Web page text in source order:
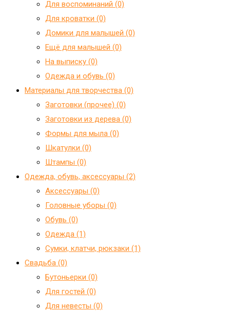
Для воспоминаний (0)
Для кроватки (0)
Домики для малышей (0)
Ещё для малышей (0)
На выписку (0)
Одежда и обувь (0)
Материалы для творчества (0)
Заготовки (прочее) (0)
Заготовки из дерева (0)
Формы для мыла (0)
Шкатулки (0)
Штампы (0)
Одежда, обувь, аксессуары (2)
Аксессуары (0)
Головные уборы (0)
Обувь (0)
Одежда (1)
Сумки, клатчи, рюкзаки (1)
Свадьба (0)
Бутоньерки (0)
Для гостей (0)
Для невесты (0)